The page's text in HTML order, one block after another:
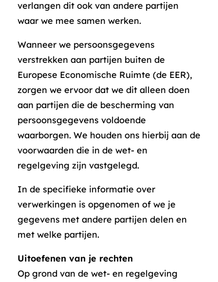
verlangen dit ook van andere partijen
waar we mee samen werken.
Wanneer we persoonsgegevens
verstrekken aan partijen buiten de
Europese Economische Ruimte (de EER),
zorgen we ervoor dat we dit alleen doen
aan partijen die de bescherming van
persoonsgegevens voldoende
waarborgen. We houden ons hierbij aan de
voorwaarden die in de wet- en
regelgeving zijn vastgelegd.
In de specifieke informatie over
verwerkingen is opgenomen of we je
gegevens met andere partijen delen en
met welke partijen.
Uitoefenen van je rechten
Op grond van de wet- en regelgeving